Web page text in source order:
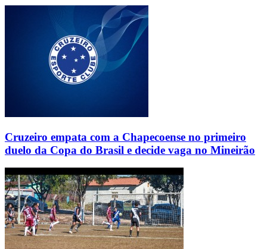
Cruzeiro empata com a Chapecoense no primeiro
duelo da Copa do Brasil e decide vaga no Mineirão